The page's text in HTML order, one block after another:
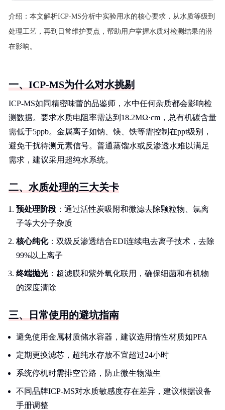
介绍： 本文解析ICP-MS分析中实验用水的核心要求，从水质等级到
处理工艺，再到日常维护要点，帮助用户掌握水质对检测结果的潜
在影响。
一、ICP-MS为什么对水挑剔
ICP-MS如同精密味蕾的品鉴师，水中任何杂质都会影响检
测数据。要求水质电阻率需达到18.2MΩ·cm，总有机碳含量
需低于5ppb。金属离子如钠、镁、铁等需控制在ppt级别，
避免干扰待测元素信号。普通蒸馏水或反渗透水难以满足
需求，建议采用超纯水系统。
二、水质处理的三大关卡
预处理阶段 ：通过活性炭吸附和微滤去除颗粒物、氯离
子等大分子杂质
核心纯化：双级反渗透结合EDI连续电去离子技术，去除
99%以上离子
终端抛光 ：超滤膜和紫外氧化联用，确保细菌和有机物
的深度清除
三、日常使用的避坑指南
避免使用金属材质储水容器，建议选用惰性材质如PFA
定期更换滤芯，超纯水存放不宜超过24小时
系统停机时需排空管路，防止微生物滋生
不同品牌ICP-MS对水质敏感度存在差异，建议根据设备
手册调整